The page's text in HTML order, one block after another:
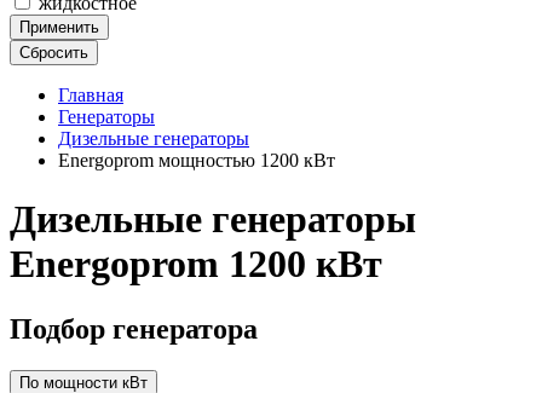
Применить
Сбросить
Главная
Генераторы
Дизельные генераторы
Energoprom мощностью 1200 кВт
Дизельные генераторы
Energoprom 1200 кВт
Подбор генератора
По мощности кВт